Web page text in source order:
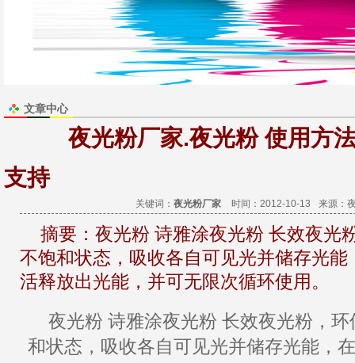
文章中心
夜光粉厂家.夜光粉 使用方
支持
关键词： 夜光粉厂家 时间：2012-10-13 来源：
摘要： 夜光粉 诗雅涂夜光粉 长效夜光
不饱和状态，吸收各自可见光并储存光
活释放出光能，并可无限次循环使用。
夜光粉 诗雅涂夜光粉 长效夜光粉 ， 环
和状态，吸收各自可见光并储存光能，